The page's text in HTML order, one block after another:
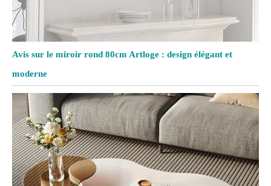
Avis sur le miroir rond 80cm Artloge : design élégant et
moderne